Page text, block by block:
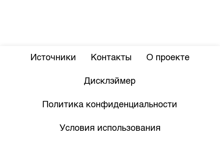
Источники Контакты О проекте
Дисклэймер
Политика конфиденциальности
Условия использования